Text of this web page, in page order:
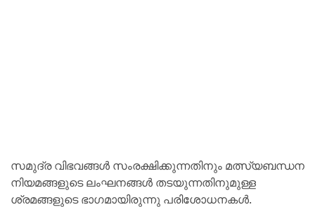
സമുദ്ര വിഭവങ്ങള്‍ സംരക്ഷിക്കുന്നതിനും മത്സ്യബന്ധന
നിയമങ്ങളുടെ ലംഘനങ്ങള്‍ തടയുന്നതിനുമുള്ള
ശ്രമങ്ങളുടെ ഭാഗമായിരുന്നു പരിശോധനകള്‍.